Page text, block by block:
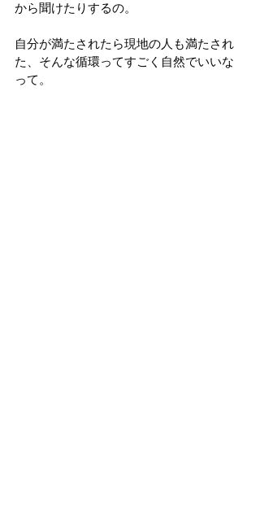
から聞けたりするの。
自分が満たされたら現地の人も満たされ
た、そんな循環ってすごく自然でいいな
って。